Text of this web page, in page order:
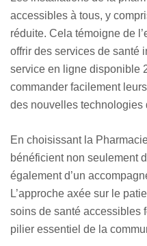
accessibles à tous, y
réduite. Cela témoigne de
offrir des services de santé
service en ligne disponible
commander facilement
des nouvelles technologies
En choisissant la
bénéficient non seulement
également d’un
L’approche axée sur le
soins de santé accessibles
pilier essentiel de la